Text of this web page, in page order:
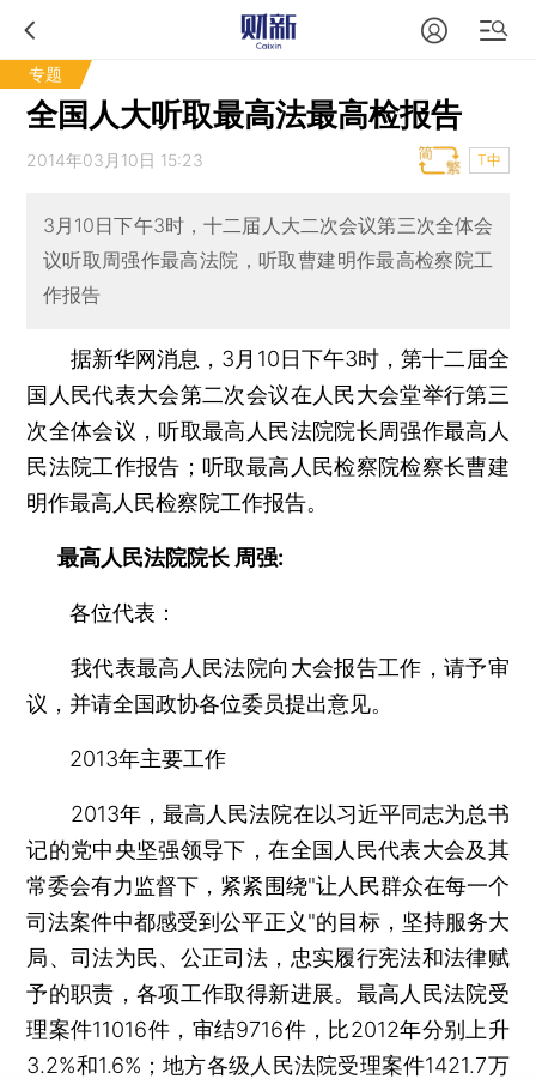
专题
全国人大听取最高法最高检报告
2014年03月10日 15:23 T中
3月10日下午3时，十二届人大二次会议第三次全体会
议听取周强作最高法院，听取曹建明作最高检察院工
作报告
据新华网消息，3月10日下午3时，第十二届全
国人民代表大会第二次会议在人民大会堂举行第三
次全体会议，听取最高人民法院院长周强作最高人
民法院工作报告；听取最高人民检察院检察长曹建
明作最高人民检察院工作报告。
最高人民法院院长 周强:
各位代表：
我代表最高人民法院向大会报告工作，请予审
议，并请全国政协各位委员提出意见。
2013年主要工作
2013年，最高人民法院在以习近平同志为总书
记的党中央坚强领导下，在全国人民代表大会及其
常委会有力监督下，紧紧围绕"让人民群众在每一个
司法案件中都感受到公平正义"的目标，坚持服务大
局、司法为民、公正司法，忠实履行宪法和法律赋
予的职责，各项工作取得新进展。最高人民法院受
理案件11016件，审结9716件，比2012年分别上升
3.2%和1.6%；地方各级人民法院受理案件1421.7万